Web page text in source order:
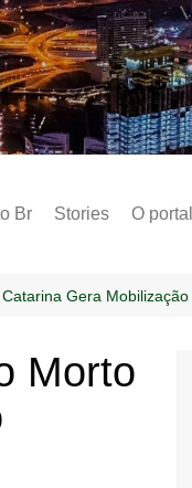
–
Br Stories O portal
Sobre
Gera Mobilização
Morto